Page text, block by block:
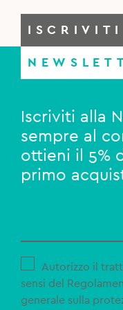
ISCRIVITI
Iscriviti alla
sempre al
ottieni il 5%
primo
Autorizzo il
sensi del
generale sulla